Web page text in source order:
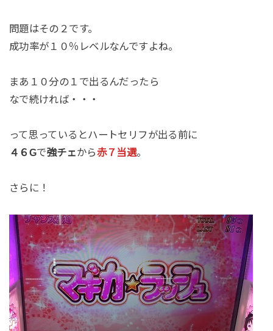
問題はその２です。
成功率が１０％レベルなんですよね。
まあ１０分の１で出るんだったら
なで続ければ・・・
って思っているとハートセリフが出る前に
４６Gで強チェから赤７当選。
さらに！